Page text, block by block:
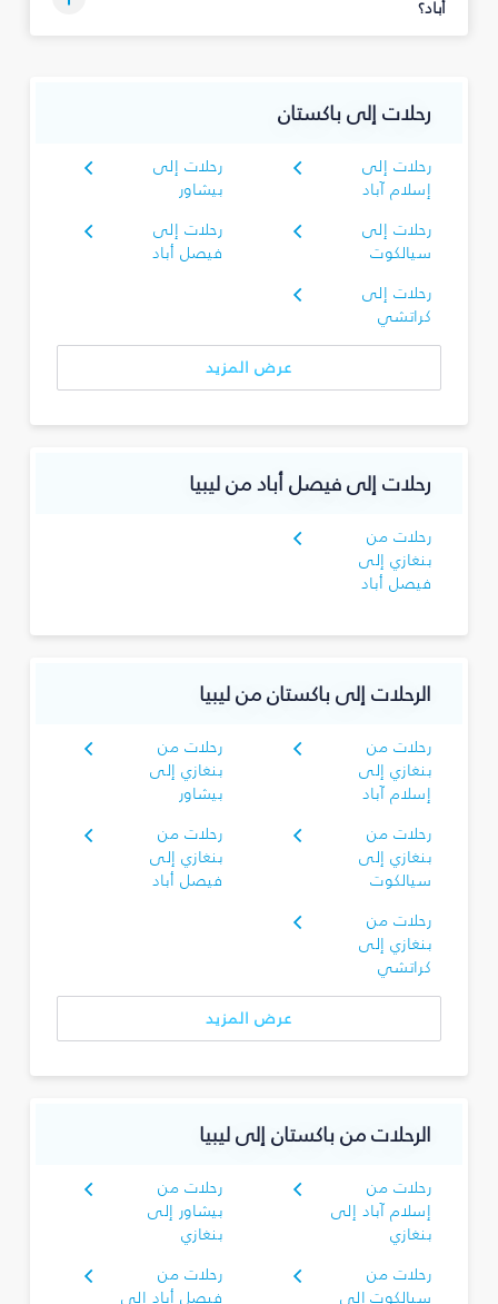
أباد؟
رحلات إلى باكستان
رحلات إلى
إسلام آباد
رحلات إلى
بيشاور
رحلات إلى
سيالكوت
رحلات إلى
فيصل أباد
رحلات إلى
كراتشي
عرض المزيد
رحلات إلى فيصل أباد من ليبيا
رحلات من
بنغازي إلى
فيصل أباد
الرحلات إلى باكستان من ليبيا
رحلات من
بنغازي إلى
إسلام آباد
رحلات من
بنغازي إلى
بيشاور
رحلات من
بنغازي إلى
سيالكوت
رحلات من
بنغازي إلى
فيصل أباد
رحلات من
بنغازي إلى
كراتشي
عرض المزيد
الرحلات من باكستان إلى ليبيا
رحلات من
إسلام آباد إلى
بنغازي
رحلات من
بيشاور إلى
بنغازي
رحلات من
سيالكوت إلى
رحلات من
فيصل أباد إلى